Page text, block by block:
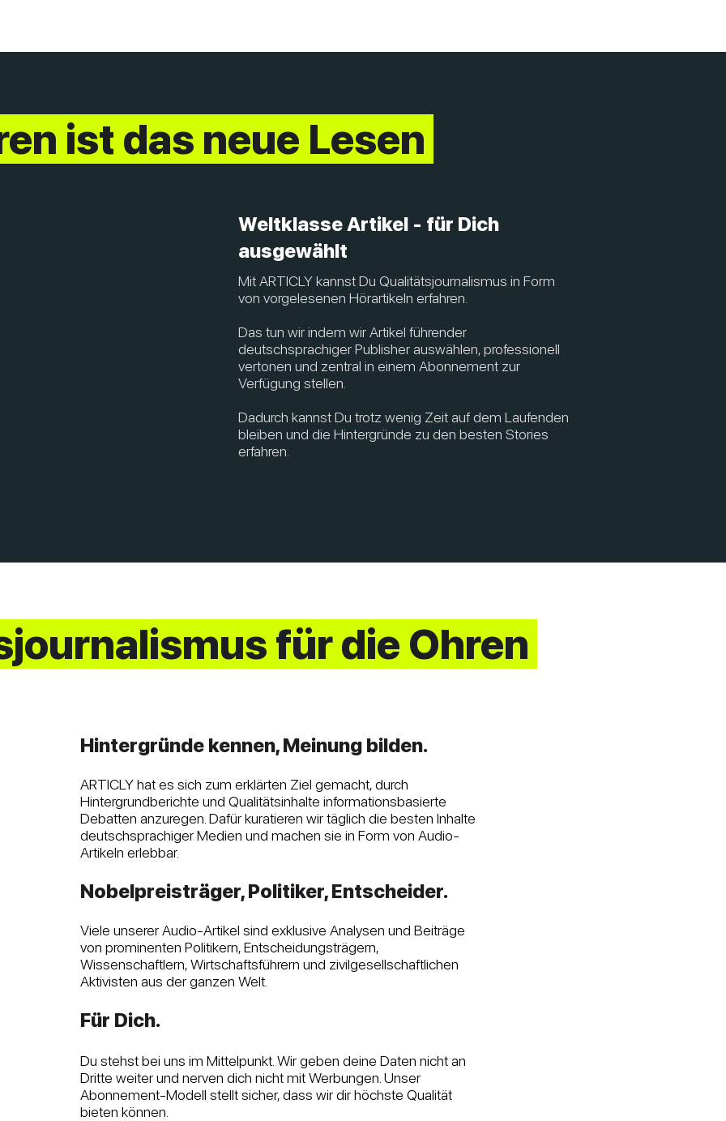
ist das neue Lesen
Weltklasse Artikel - für Dich
ausgewählt
Mit ARTICLY kannst Du Qualitätsjournalismus in Form
von vorgelesenen Hörartikeln erfahren.
Das tun wir indem wir Artikel führender
deutschsprachiger Publisher auswählen, professionell
vertonen und zentral in einem Abonnement zur
Verfügung stellen.
Dadurch kannst Du trotz wenig Zeit auf dem Laufenden
bleiben und die Hintergründe zu den besten Stories
erfahren.
für die Ohren
Hintergründe kennen, Meinung bilden.
ARTICLY hat es sich zum erklärten Ziel gemacht, durch
Hintergrundberichte und Qualitätsinhalte informationsbasierte
Debatten anzuregen. Dafür kuratieren wir täglich die besten Inhalte
deutschsprachiger Medien und machen sie in Form von Audio-
Artikeln erlebbar.
Nobelpreisträger, Politiker, Entscheider.​
Viele unserer Audio-Artikel sind exklusive Analysen und Beiträge
von prominenten Politikern, Entscheidungsträgern,
Wissenschaftlern, Wirtschaftsführern und zivilgesellschaftlichen
Aktivisten aus der ganzen Welt.
Für Dich.
Du stehst bei uns im Mittelpunkt. Wir geben deine Daten nicht an
Dritte weiter und nerven dich nicht mit Werbungen. Unser
Abonnement-Modell stellt sicher, dass wir dir höchste Qualität
bieten können.